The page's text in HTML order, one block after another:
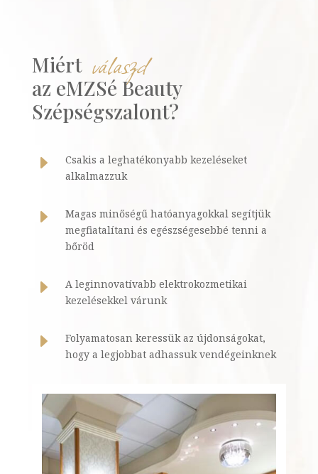
Miért válaszd
az eMZSé Beauty
Szépségszalont?
E
Csakis a leghatékonyabb kezeléseket
alkalmazzuk
E
Magas minőségű hatóanyagokkal segítjük
megfiatalítani és egészségesebbé tenni a
bőröd
E
A leginnovatívabb elektrokozmetikai
kezelésekkel várunk
E
Folyamatosan keressük az újdonságokat,
hogy a legjobbat adhassuk vendégeinknek